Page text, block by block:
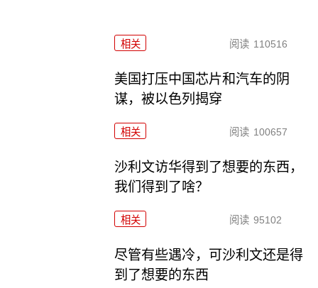
相关 阅读 110516
美国打压中国芯片和汽车的阴
谋，被以色列揭穿
相关 阅读 100657
沙利文访华得到了想要的东西，
我们得到了啥？
相关 阅读 95102
尽管有些遇冷，可沙利文还是得
到了想要的东西